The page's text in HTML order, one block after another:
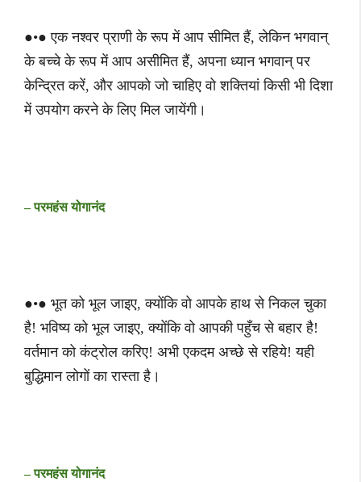
●•● एक नश्वर प्राणी के रूप में आप सीमित हैं, लेकिन भगवान्
के बच्चे के रूप में आप असीमित हैं, अपना ध्यान भगवान् पर
केन्द्रित करें, और आपको जो चाहिए वो शक्तियां किसी भी दिशा
में उपयोग करने के लिए मिल जायेंगी।
– परमहंस योगानंद
●•● भूत को भूल जाइए, क्योंकि वो आपके हाथ से निकल चुका
है! भविष्य को भूल जाइए, क्योंकि वो आपकी पहुँच से बहार है!
वर्तमान को कंट्रोल करिए! अभी एकदम अच्छे से रहिये! यही
बुद्धिमान लोगों का रास्ता है।
– परमहंस योगानंद